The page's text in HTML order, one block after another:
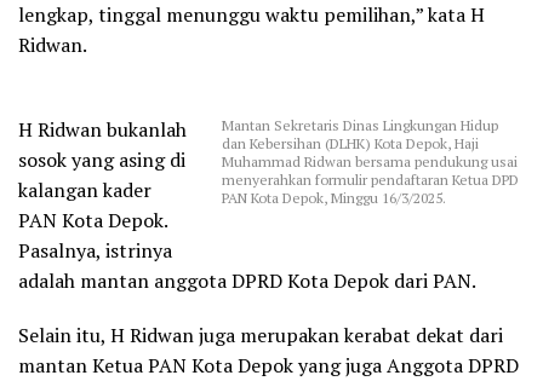
lengkap, tinggal menunggu waktu pemilihan,” kata H
Ridwan.
Mantan Sekretaris Dinas Lingkungan Hidup
dan Kebersihan (DLHK) Kota Depok, Haji
Muhammad Ridwan bersama pendukung usai
menyerahkan formulir pendaftaran Ketua DPD
PAN Kota Depok, Minggu 16/3/2025.
H Ridwan bukanlah
sosok yang asing di
kalangan kader
PAN Kota Depok.
Pasalnya, istrinya
adalah mantan anggota DPRD Kota Depok dari PAN.
Selain itu, H Ridwan juga merupakan kerabat dekat dari
mantan Ketua PAN Kota Depok yang juga Anggota DPRD